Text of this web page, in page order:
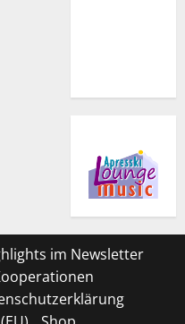
im Newsletter